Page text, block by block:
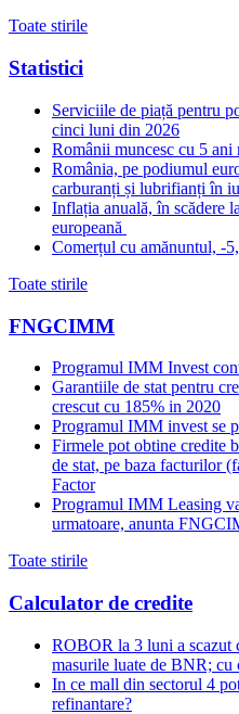
Toate stirile
Statistici
Serviciile de piață pentru
cinci luni din 2026
Românii muncesc cu 5 ani
România, pe podiumul
carburanți și lubrifianți în
Inflația anuală, în scădere
europeană
Comerțul cu amănuntul, -
Toate stirile
FNGCIMM
Programul IMM Invest
Garantiile de stat pentru
crescut cu 185% in 2020
Programul IMM invest se
Firmele pot obtine credite
de stat, pe baza facturilor
Factor
Programul IMM Leasing
urmatoare, anunta
Toate stirile
Calculator de credite
ROBOR la 3 luni a scazut
masurile luate de BNR; cu
In ce mall din sectorul 4
refinantare?